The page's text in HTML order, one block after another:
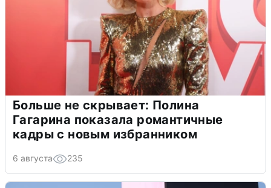
Больше не скрывает: Полина
Гагарина показала романтичные
кадры с новым избранником
6 августа 235